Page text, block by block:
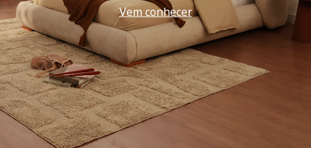
Vem conhecer